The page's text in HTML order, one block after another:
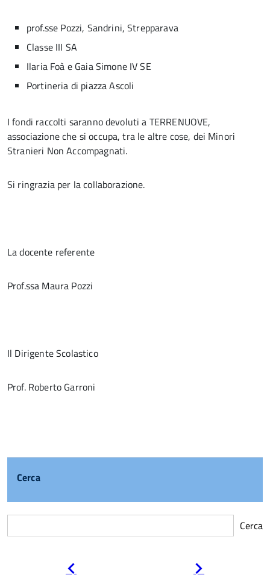
prof.sse Pozzi, Sandrini, Strepparava
Classe III SA
Ilaria Foà e Gaia Simone IV SE
Portineria di piazza Ascoli
I fondi raccolti saranno devoluti a TERRENUOVE,
associazione che si occupa, tra le altre cose, dei Minori
Stranieri Non Accompagnati.
Si ringrazia per la collaborazione.
La docente referente
Prof.ssa Maura Pozzi
Il Dirigente Scolastico
Prof. Roberto Garroni
Cerca
Cerca